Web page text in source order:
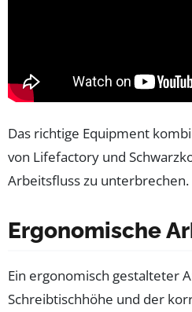
Das richtige Equipment
von Lifefactory und
Arbeitsfluss zu unterbrechen.
Ergonomische
Ein ergonomisch gestalteter
Schreibtischhöhe und der